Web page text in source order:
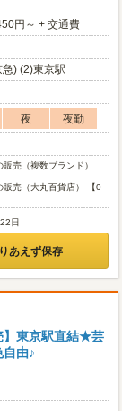
円～ + 交通費
) (2)東京駅
夜
夜勤
売（複数ブランド）
販売（大丸百貨店） 【0
日
あえず保存
】東京駅直結★芸
由♪